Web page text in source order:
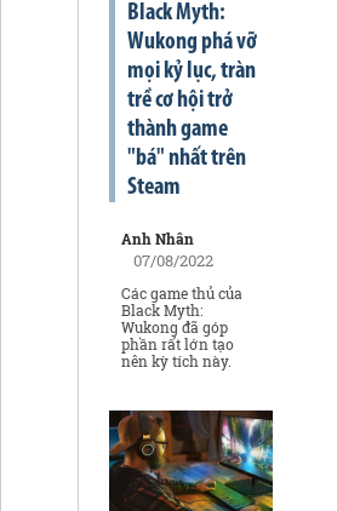
Black Myth:
Wukong phá vỡ
mọi kỷ lục, tràn
trề cơ hội trở
thành game
"bá" nhất trên
Steam
Anh Nhân
07/08/2022
Các game thủ của
Black Myth:
Wukong đã góp
phần rất lớn tạo
nên kỳ tích này.